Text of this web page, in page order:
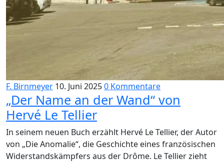
F. Birnmeyer 10. Juni 20250 Kommentare
„Der Name an der Wand“ von
Hervé Le Tellier
In seinem neuen Buch erzählt Hervé Le Tellier, der Autor
von „Die Anomalie“, die Geschichte eines französischen
Widerstandskämpfers aus der Drôme. Le Tellier zieht